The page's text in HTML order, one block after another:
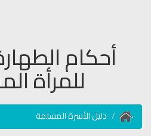
أحكام
للمرأة
دليل الأسرة المسلمة